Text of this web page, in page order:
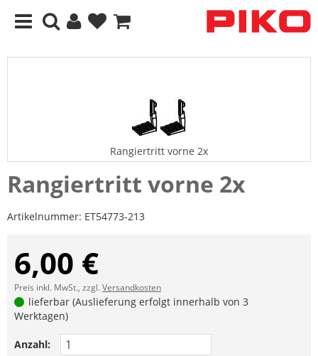
Rangiertritt vorne 2x
Rangiertritt vorne 2x
Artikelnummer: ET54773-213
6,00 €
Preis inkl. MwSt., zzgl.Versandkosten
lieferbar (Auslieferung erfolgt innerhalb von 3
Werktagen)
Anzahl: